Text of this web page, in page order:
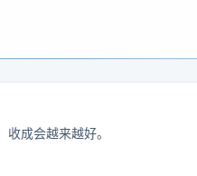
成会越来越好。